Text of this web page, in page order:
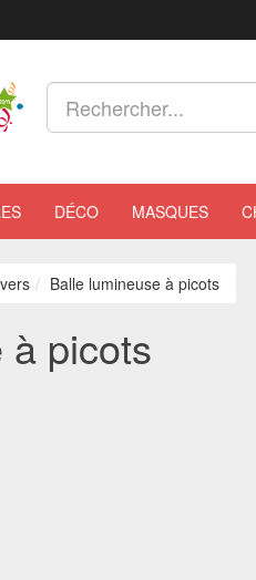
DÉCO MASQUES
Balle lumineuse à picots
à picots